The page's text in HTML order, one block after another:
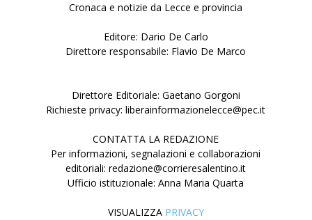
Cronaca e notizie da Lecce e provincia
Editore: Dario De Carlo
Direttore responsabile: Flavio De Marco
Direttore Editoriale: Gaetano Gorgoni
Richieste privacy: liberainformazionelecce@pec.it
CONTATTA LA REDAZIONE
Per informazioni, segnalazioni e collaborazioni
editoriali: redazione@corrieresalentino.it
Ufficio istituzionale: Anna Maria Quarta
VISUALIZZA PRIVACY